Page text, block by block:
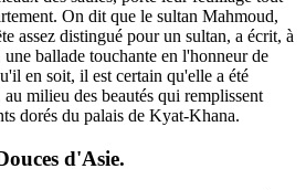
On dit que le sultan Mahmoud,
assez distingué pour un sultan, a écrit, à
une ballade touchante en l'honneur de
en soit, il est certain qu'elle a été
milieu des beautés qui remplissent
dorés du palais de Kyat-Khana.
d'Asie.